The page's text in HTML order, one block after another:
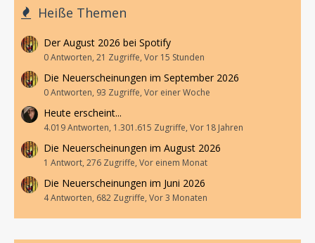
Heiße Themen
Der August 2026 bei Spotify
0 Antworten, 21 Zugriffe, Vor 15 Stunden
Die Neuerscheinungen im September 2026
0 Antworten, 93 Zugriffe, Vor einer Woche
Heute erscheint...
4.019 Antworten, 1.301.615 Zugriffe, Vor 18 Jahren
Die Neuerscheinungen im August 2026
1 Antwort, 276 Zugriffe, Vor einem Monat
Die Neuerscheinungen im Juni 2026
4 Antworten, 682 Zugriffe, Vor 3 Monaten